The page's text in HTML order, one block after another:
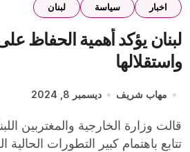
اخبار سياسة لبنان
لبنان يؤكد أهمية الحفاظ
واستقلالها
مهاب شريف ديسمبر 8, 2024
قالت وزارة الخارجية والمغتربين اللبنانية، اليوم الأحد، إنها
تتابع باهتمام كبير التطورات